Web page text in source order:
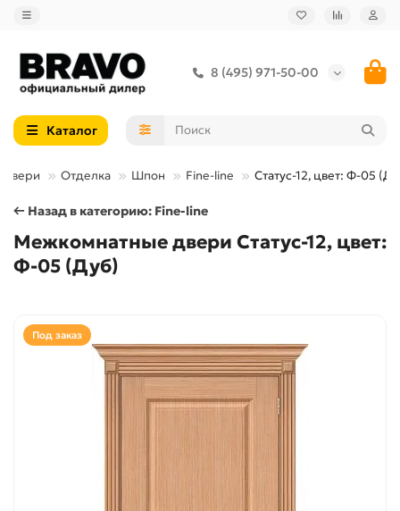
8 (495) 971-50-00
Каталог
Отделка Шпон Fine-line Статус-12, цвет: Ф-05
← Назад в категорию: Fine-line
Межкомнатные двери Статус-12, цвет:
Ф-05 (Дуб)
Под заказ